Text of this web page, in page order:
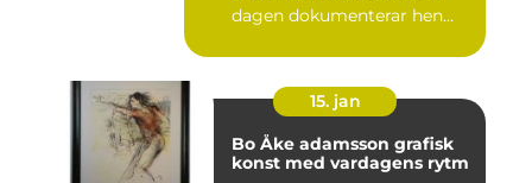
dagen dokumenterar hen
15. jan
Bo Åke adamsson grafisk
konst med vardagens rytm